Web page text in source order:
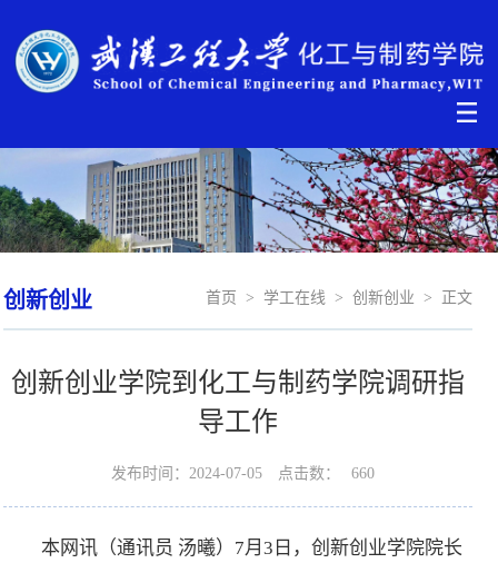
创新创业 首页 > 学工在线 > 创新创业 > 正文
创新创业学院到化工与制药学院调研指
导工作
发布时间：2024-07-05 点击数： 660
本网讯（通讯员 汤曦）7月3日，创新创业学院院长